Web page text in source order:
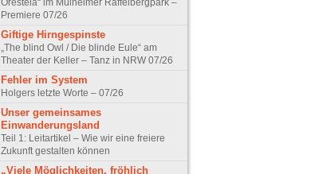
Premiere 07/26
Giftige Hirngespinste
„The blind Owl / Die blinde Eule“ am
Theater der Keller – Tanz in NRW 07/26
Fehler im System
Holgers letzte Worte – 07/26
Unser gemeinsames
Einwanderungsland
Teil 1: Leitartikel – Wie wir eine freiere
Zukunft gestalten können
„Viele Möglichkeiten, fröhlich